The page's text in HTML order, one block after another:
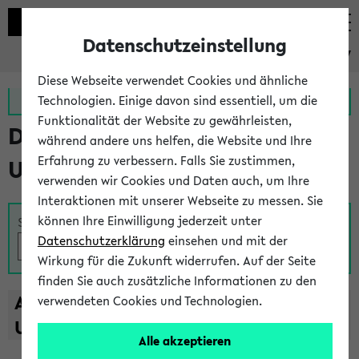
eKVV
Zur MeineUni App Zum MeineUni Portal
Das Lehrangebot der
Universität Bielefeld
Suche
A B C D E F G H I J K L M N O
U
V W X Y
Z
Datenschutzeinstellung
Diese Webseite verwendet Cookies und ähnliche
Technologien. Einige davon sind essentiell, um die
Funktionalität der Website zu gewährleisten,
während andere uns helfen, die Website und Ihre
Erfahrung zu verbessern. Falls Sie zustimmen,
verwenden wir Cookies und Daten auch, um Ihre
Interaktionen mit unserer Webseite zu messen. Sie
können Ihre Einwilligung jederzeit unter
Datenschutzerklärung einsehen und mit der
Wirkung für die Zukunft widerrufen. Auf der Seite
finden Sie auch zusätzliche Informationen zu den
verwendeten Cookies und Technologien.
Alle akzeptieren